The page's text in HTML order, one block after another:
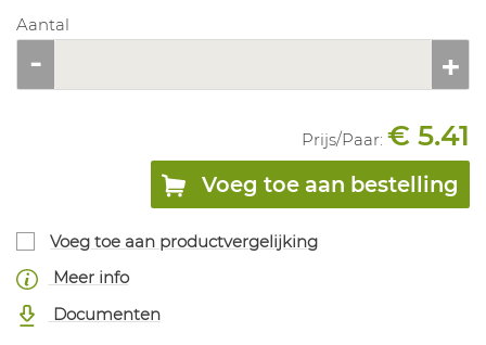
Aantal
Prijs/Paar: € 5.41
Voeg toe aan bestelling
Voeg toe aan productvergelijking
Meer info
Documenten